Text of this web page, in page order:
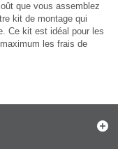
que vous assemblez
kit de montage qui
Ce kit est idéal pour les
les frais de